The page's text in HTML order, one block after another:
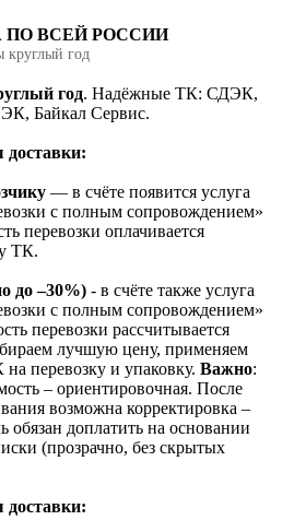
ПО ВСЕЙ РОССИИ
круглый год
год. Надёжные ТК: СДЭК,
Байкал Сервис.
— в счёте появится услуга
с полным сопровождением»
перевозки оплачивается
ТК.
до –30%) - в счёте также услуга
с полным сопровождением»
перевозки рассчитывается
лучшую цену, применяем
перевозку и упаковку. Важно:
– ориентировочная. После
возможна корректировка –
обязан доплатить на основании
(прозрачно, без скрытых